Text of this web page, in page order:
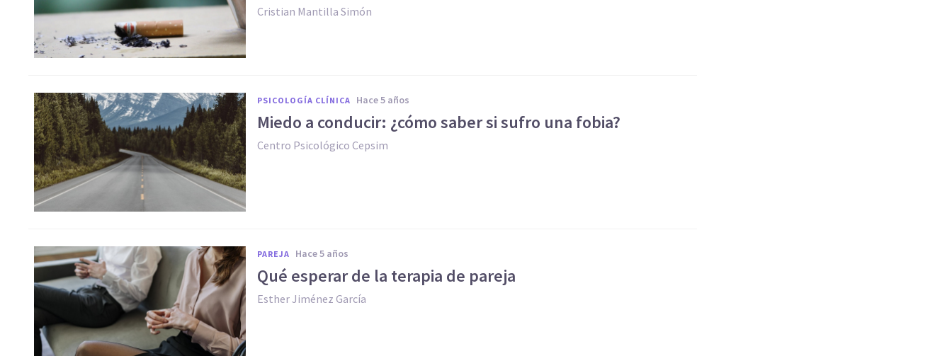
Cristian Mantilla Simón
PSICOLOGÍA CLÍNICA hace 5 años
Miedo a conducir: ¿cómo saber si sufro una fobia?
Centro Psicológico Cepsim
PAREJA hace 5 años
Qué esperar de la terapia de pareja
Esther Jiménez García